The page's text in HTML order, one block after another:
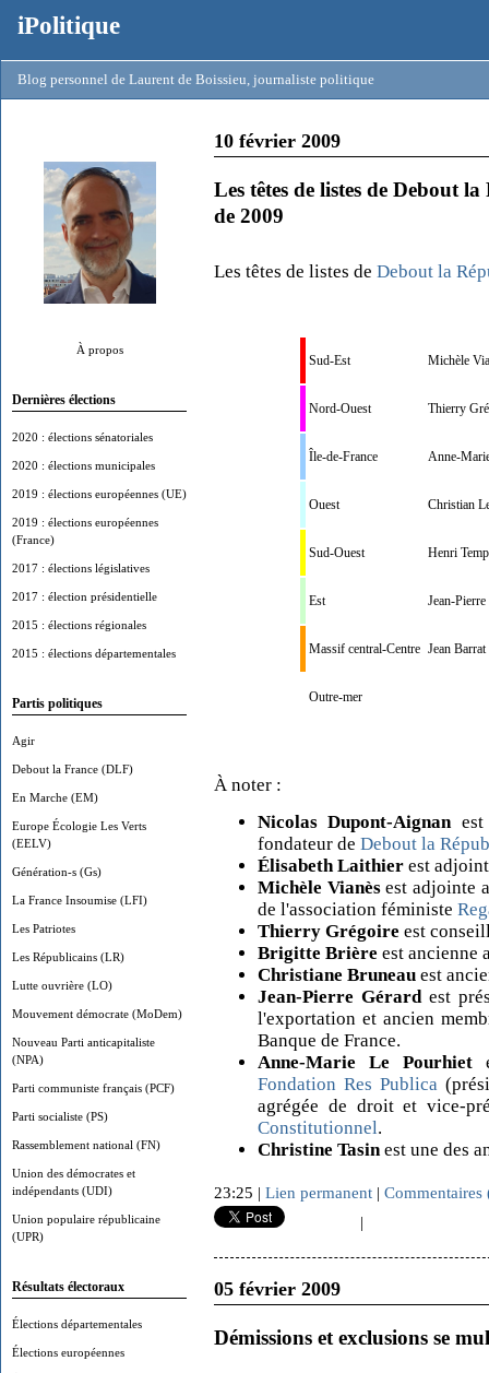
iPolitique
Blog personnel de Laurent de Boissieu, journaliste politique
À propos
Dernières élections
2020 : élections sénatoriales
2020 : élections municipales
2019 : élections européennes (UE)
2019 : élections européennes
(France)
2017 : élections législatives
2017 : élection présidentielle
2015 : élections régionales
2015 : élections départementales
Partis politiques
Agir
Debout la France (DLF)
En Marche (EM)
Europe Écologie Les Verts
(EELV)
Génération-s (Gs)
La France Insoumise (LFI)
Les Patriotes
Les Républicains (LR)
Lutte ouvrière (LO)
Mouvement démocrate (MoDem)
Nouveau Parti anticapitaliste
(NPA)
Parti communiste français (PCF)
Parti socialiste (PS)
Rassemblement national (FN)
Union des démocrates et
indépendants (UDI)
Union populaire républicaine
(UPR)
Résultats électoraux
Élections départementales
Élections européennes
10 février 2009
Les têtes de listes de Debout
de 2009
Les têtes de listes de Debout la
Sud-Est Michèle
Nord-Ouest Thierry
Île-de-France Anne-
Ouest Christian
Sud-Ouest Henri
Est Jean-
Massif central-Centre Jean Barrat
Outre-mer
À noter :
Nicolas Dupont-Aignanest
fondateur de Debout la
Élisabeth Laithier est
Michèle Vianèsest adjointe
de l'association féministe
Thierry Grégoire est
Brigitte Brière est ancienne
Christiane Bruneau est
Jean-Pierre Gérardest
l'exportation et ancien
Banque de France.
Anne-Marie Le Pourhiet
Fondation Res Publica
agrégée de droit et vice-
Constitutionnel.
Christine Tasinest une des
23:25 | Lien permanent | Commentaires
|
05 février 2009
Démissions et exclusions se